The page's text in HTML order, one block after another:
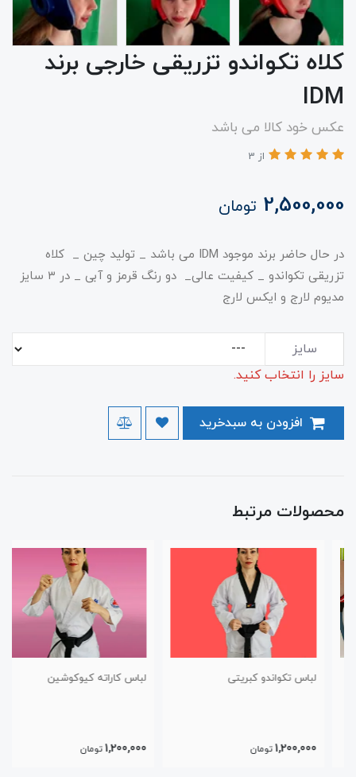
کلاه تکواندو تزریقی خارجی برند
IDM
عکس خود کالا می باشد
از 3
2,500,000 تومان
در حال حاضر برند موجود IDM می باشد _ تولید چین _ کلاه
تزریقی تکواندو _ کیفیت عالی_ دو رنگ قرمز و آبی _ در ۳ سایز
مدیوم لارج و ایکس لارج
سایز
سایز را انتخاب کنید.
محصولات مرتبط
لباس تکواندو کبریتی
1,200,000 تومان
لباس کاراته کیوکوشین
1,200,000 تومان